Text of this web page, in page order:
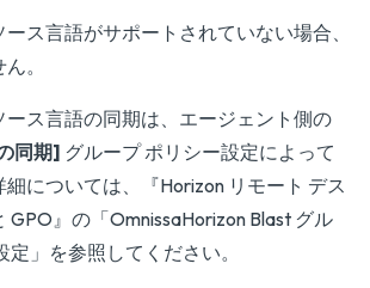
ス言語がサポートされていない場合、
。
ース言語の同期は、エージェント側の
同期] グループ ポリシー設定によって
については、『Horizon リモート デス
GPO』の「OmnissaHorizon Blast グル
定」を参照してください。